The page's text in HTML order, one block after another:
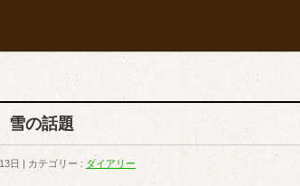
雪の話題
日 カテゴリー : ダイアリー